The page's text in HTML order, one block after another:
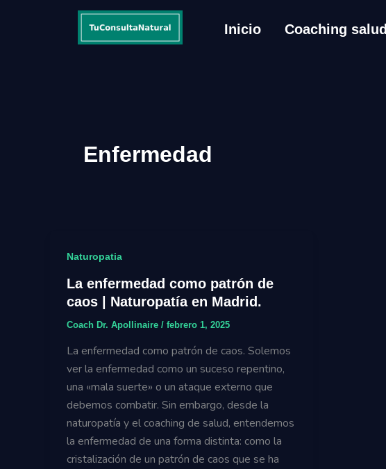
Inicio Coaching salud
Enfermedad
Naturopatia
La enfermedad como patrón de
caos | Naturopatía en Madrid.
Coach Dr. Apollinaire / febrero 1, 2025
La enfermedad como patrón de caos. Solemos
ver la enfermedad como un suceso repentino,
una «mala suerte» o un ataque externo que
debemos combatir. Sin embargo, desde la
naturopatía y el coaching de salud, entendemos
la enfermedad de una forma distinta: como la
cristalización de un patrón de caos que se ha